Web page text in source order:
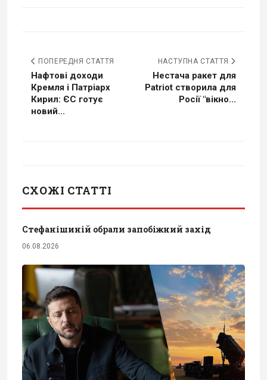
ПОПЕРЕДНЯ СТАТТЯ
Нафтові доходи
Кремля і Патріарх
Кирил: ЄС готує
новий...
НАСТУПНА СТАТТЯ
Нестача ракет для
Patriot створила для
Росії "вікно...
СХОЖІ СТАТТІ
Стефанішиній обрали запобіжний захід
06.08.2026